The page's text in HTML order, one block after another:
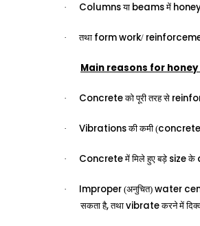
· Columnsया beamsमें
· तथा formwork/
Main reasons for
· Concreteको पूरी तरह से
· Vibrationsकी कमी (concrete
· Concreteमें मिले हुए बड़े sizeके
· Improper (अनुचित) water
सकता है,तथा vibrateकरने में